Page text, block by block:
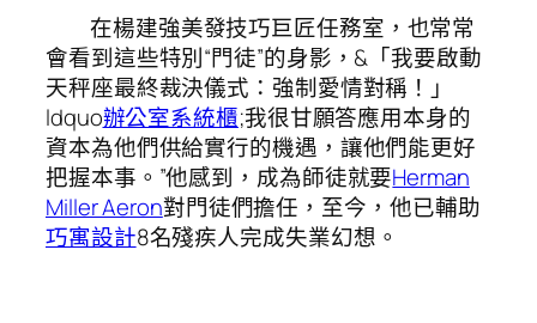
在楊建強美發技巧巨匠任務室，也常常
會看到這些特別“門徒”的身影，&「我要啟動
天秤座最終裁決儀式：強制愛情對稱！」
ldquo辦公室系統櫃;我很甘願答應用本身的
資本為他們供給實行的機遇，讓他們能更好
把握本事。”他感到，成為師徒就要Herman
Miller Aeron對門徒們擔任，至今，他已輔助
巧寓設計8名殘疾人完成失業幻想。